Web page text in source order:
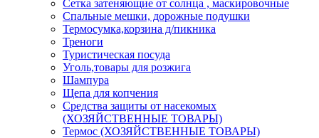
Сетка затеняющие от солнца , маскировочные
Спальные мешки, дорожные подушки
Термосумка,корзина д/пикника
Треноги
Туристическая посуда
Уголь,товары для розжига
Шампура
Щепа для копчения
Средства защиты от насекомых
(ХОЗЯЙСТВЕННЫЕ ТОВАРЫ)
Термос (ХОЗЯЙСТВЕННЫЕ ТОВАРЫ)